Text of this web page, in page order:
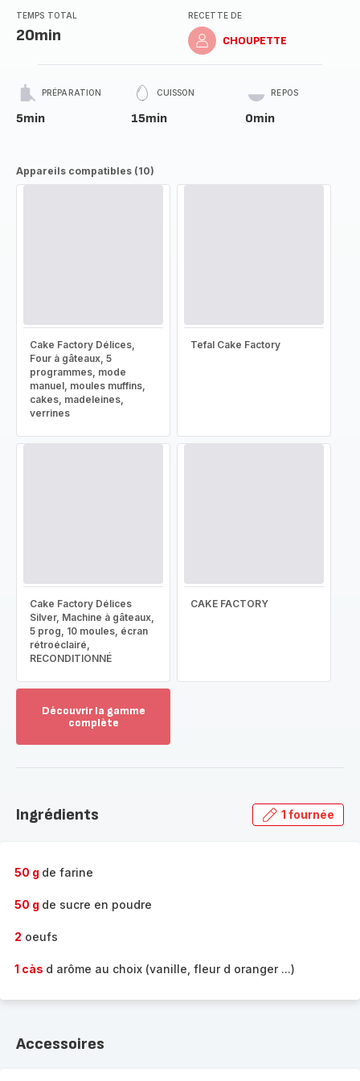
TEMPS TOTAL
20min
RECETTE DE
CHOUPETTE
PRÉPARATION
5min
CUISSON
15min
REPOS
0min
Appareils compatibles (10)
Cake Factory Délices,
Four à gâteaux, 5
programmes, mode
manuel, moules muffins,
cakes, madeleines,
verrines
Tefal Cake Factory
Cake Factory Délices
Silver, Machine à gâteaux,
5 prog, 10 moules, écran
rétroéclairé,
RECONDITIONNÉ
CAKE FACTORY
Découvrir la gamme
complète
gamme
Ingrédients 1 fournée
50 g de farine
50 g de sucre en poudre
2 oeufs
1 càs d arôme au choix (vanille, fleur d oranger ...)
Accessoires